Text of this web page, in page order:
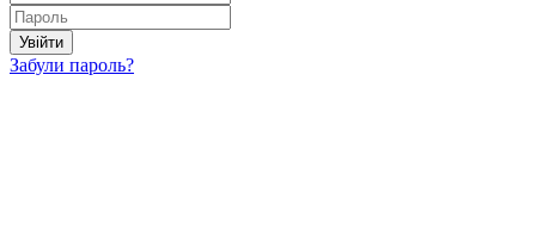
Увійти
Забули пароль?